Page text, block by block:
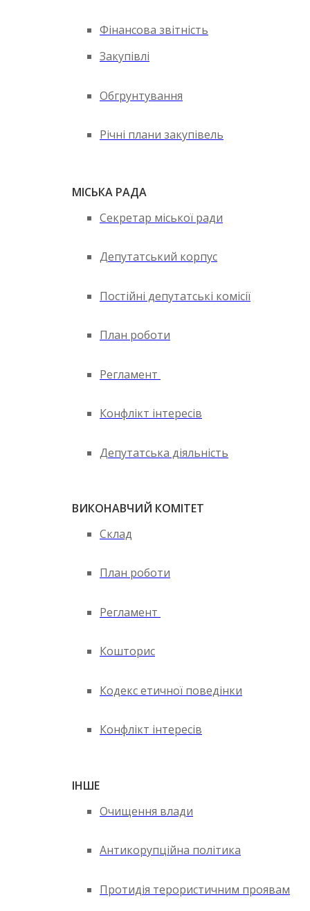
Фінансова звітність
Закупівлі
Обгрунтування
Річні плани закупівель
МІСЬКА РАДА
Секретар міської ради
Депутатський корпус
Постійні депутатські комісії
План роботи
Регламент
Конфлікт інтересів
Депутатська діяльність
ВИКОНАВЧИЙ КОМІТЕТ
Склад
План роботи
Регламент
Кошторис
Кодекс етичної поведінки
Конфлікт інтересів
ІНШЕ
Очищення влади
Антикорупційна політика
Протидія терористичним проявам